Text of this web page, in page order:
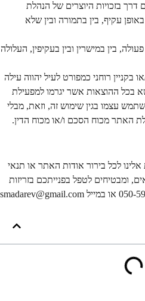
בזכויות היוצרים של הנהלת
עקיף, בין בתמורה ובין שלא
בין במישרין ובין בעקיפין, העלולה
בקניין רוחני כמפורט לעיל יהווה עילה
בכל ההוצאות אשר יגרמו למפעילת
עצמו בגין שימוש זה, וזאת, מבלי
האתר מכוח הסכם ו/או מכוח הדין.
לכל בירור אודות האתר או תנאי
ומבטיחים לטפל בפנייתכם בזריזות